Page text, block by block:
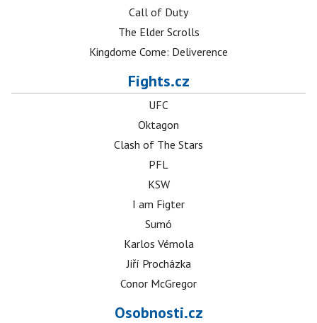
Call of Duty
The Elder Scrolls
Kingdome Come: Deliverence
Fights.cz
UFC
Oktagon
Clash of The Stars
PFL
KSW
I am Figter
Sumó
Karlos Vémola
Jiří Procházka
Conor McGregor
Osobnosti.cz